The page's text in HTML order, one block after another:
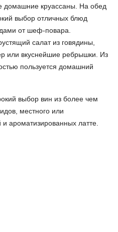
домашние круассаны. На обед
выбор отличных блюд
от шеф-повара.
салат из говядины,
или вкуснейшие ребрышки. Из
пользуется домашний
выбор вин из более чем
местного или
и ароматизированных латте.